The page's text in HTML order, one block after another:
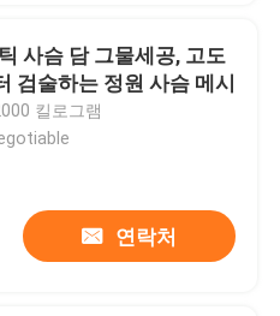
사슴 담 그물세공, 고도
검술하는 정원 사슴 메시
킬로그램
연락처